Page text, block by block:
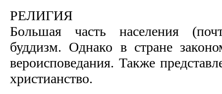
РЕЛИГИЯ
Большая часть населения
буддизм. Однако в стране
вероисповедания. Также
христианство.